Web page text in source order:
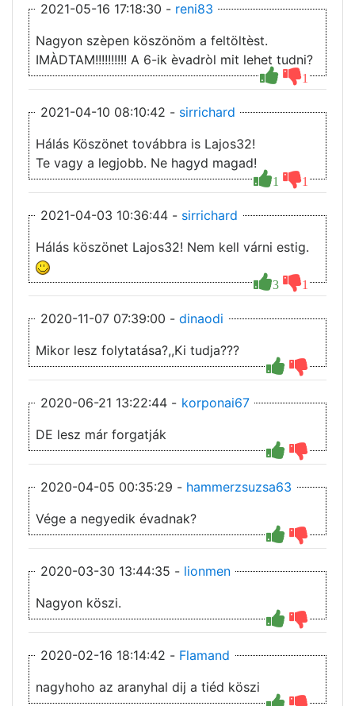
2021-05-16 17:18:30 - reni83
1
Nagyon szèpen köszönöm a feltöltèst.
IMÀDTAM!!!!!!!!!! A 6-ik èvadròl mit lehet tudni?
2021-04-10 08:10:42 - sirrichard
1 1
Hálás Köszönet továbbra is Lajos32!
Te vagy a legjobb. Ne hagyd magad!
2021-04-03 10:36:44 - sirrichard
3 1
Hálás köszönet Lajos32! Nem kell várni estig.
2020-11-07 07:39:00 - dinaodi
Mikor lesz folytatása?,,Ki tudja???
2020-06-21 13:22:44 - korponai67
DE lesz már forgatják
2020-04-05 00:35:29 - hammerzsuzsa63
Vége a negyedik évadnak?
2020-03-30 13:44:35 - lionmen
Nagyon köszi.
2020-02-16 18:14:42 - Flamand
nagyhoho az aranyhal dij a tiéd köszi